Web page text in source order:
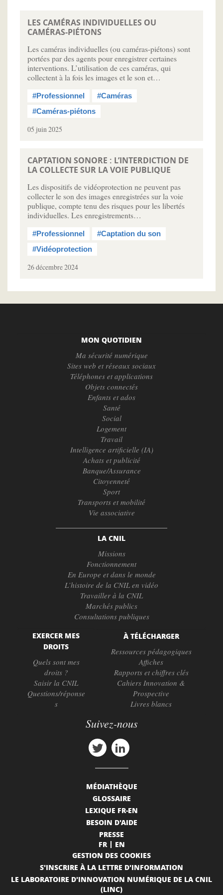
LES CAMÉRAS INDIVIDUELLES OU
CAMÉRAS-PIÉTONS
Les caméras individuelles (ou caméras-piétons) sont
portées par des agents pour enregistrer certaines
interventions. L’utilisation de ces caméras, qui
collectent à la fois les images et le son et…
#Professionnel
#Caméras
#Caméras-piétons
05 juin 2025
CAPTATION SONORE : L’INTERDICTION DE
LA COLLECTE SUR LA VOIE PUBLIQUE
Les dispositifs de vidéoprotection ne peuvent pas
collecter le son des images enregistrées sur la voie
publique, compte tenu des risques pour les libertés
individuelles. Les enregistrements…
#Professionnel
#Captation du son
#Vidéoprotection
26 décembre 2024
MON QUOTIDIEN
Ma sécurité numérique
Sites web et réseaux sociaux
Téléphones et applications
Objets connectés
Enfants et ados
Santé
Social
Logement
Travail
Intelligence artificielle (IA)
Achats et publicité
Banque/Assurance
Citoyenneté
Sport
Transports et mobilité
Vie associative
LA CNIL
Missions
Fonctionnement
En Europe et dans le monde
L’histoire de la CNIL en vidéo
Travailler à la CNIL
Marchés publics
Consultations publiques
EXERCER MES
DROITS
Quels sont mes
droits ?
Saisir la CNIL
Questions/réponse
s
À TÉLÉCHARGER
Ressources pédagogiques
Affiches
Rapports et chiffres clés
Cahiers Innovation &
Prospective
Livres blancs
Suivez-nous
MÉDIATHÈQUE
GLOSSAIRE
LEXIQUE FR-EN
BESOIN D'AIDE
PRESSE
FR
EN
GESTION DES COOKIES
S'INSCRIRE À LA LETTRE D'INFORMATION
LE LABORATOIRE D'INNOVATION NUMÉRIQUE DE LA CNIL
(LINC)